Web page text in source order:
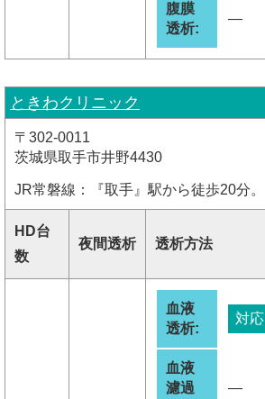
腹膜
透析:
―
ときわクリニック
〒302-0011
茨城県取手市井野4430
JR常磐線：『取手』駅から徒歩20分。
HD台
数
夜間透析 透析方法
血液
透析:
対応
血液
濾過
―